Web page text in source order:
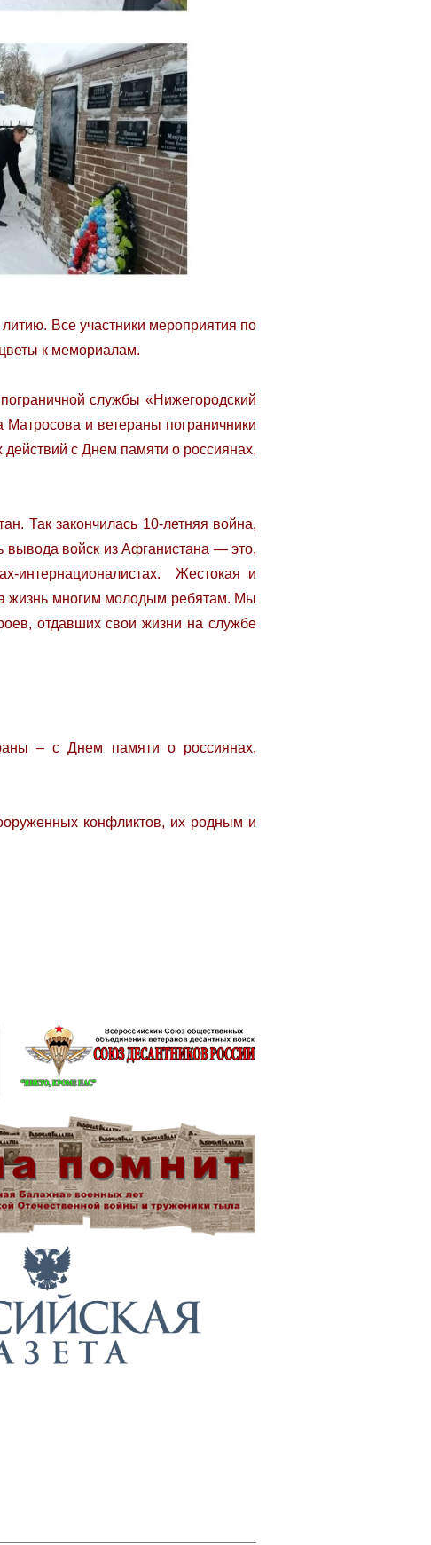
Все участники мероприятия по
к мемориалам.
службы «Нижегородский
и ветераны пограничники
действий с Днем памяти о россиянах,
Так закончилась 10-летняя война,
вывода войск из Афганистана — это,
интернационалистах. Жестокая и
жизнь многим молодым ребятам. Мы
отдавших свои жизни на службе
– с Днем памяти о россиянах,
конфликтов, их родным и